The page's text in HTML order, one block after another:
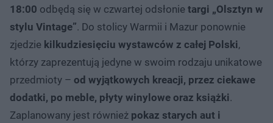
18:00 odbędą się w czwartej odsłonie targi „Olsztyn w
stylu Vintage”. Do stolicy Warmii i Mazur ponownie
zjedzie kilkudziesięciu wystawców z całej Polski,
którzy zaprezentują jedyne w swoim rodzaju unikatowe
przedmioty – od wyjątkowych kreacji, przez ciekawe
dodatki, po meble, płyty winylowe oraz książki.
Zaplanowany jest również pokaz starych aut i